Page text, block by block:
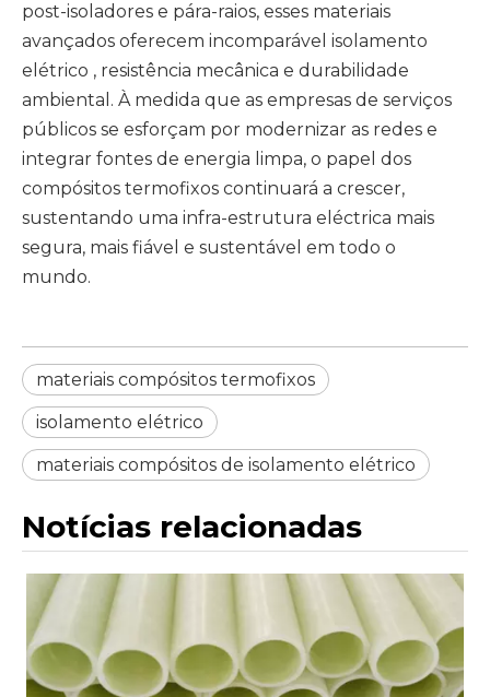
post-isoladores e pára-raios, esses materiais
avançados oferecem incomparável isolamento
elétrico , resistência mecânica e durabilidade
ambiental. À medida que as empresas de serviços
públicos se esforçam por modernizar as redes e
integrar fontes de energia limpa, o papel dos
compósitos termofixos continuará a crescer,
sustentando uma infra-estrutura eléctrica mais
segura, mais fiável e sustentável em todo o
mundo.
materiais compósitos termofixos
isolamento elétrico
materiais compósitos de isolamento elétrico
Notícias relacionadas